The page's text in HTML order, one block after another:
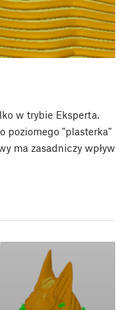
w trybie Eksperta.
poziomego "plasterka"
ma zasadniczy wpływ